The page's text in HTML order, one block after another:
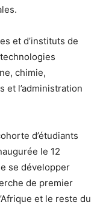
et d’instituts de
chimie,
et l’administration
d’étudiants
le 12
se développer
de premier
et le reste du